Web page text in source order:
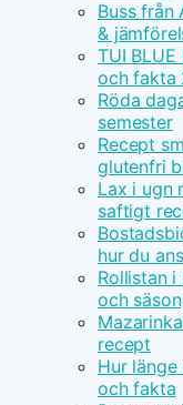
Buss från
&
TUI
och fakta
Röda
semester
Recept
glutenfri
Lax i ugn
saftigt
hur du
Rollistan i
och
recept
Hur
och fakta